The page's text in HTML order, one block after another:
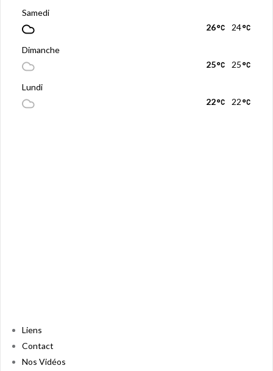
Samedi
24
26
Dimanche
25
25
Lundi
22
22
Liens
Contact
Nos Vidéos